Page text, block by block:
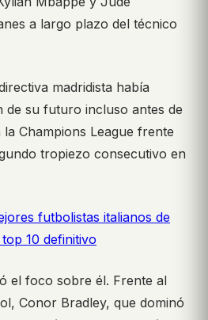
a largo plazo del técnico
madridista había
de su futuro incluso antes de
Champions League frente
tropiezo consecutivo en
futbolistas italianos de
10 definitivo
el foco sobre él. Frente al
Conor Bradley, que dominó